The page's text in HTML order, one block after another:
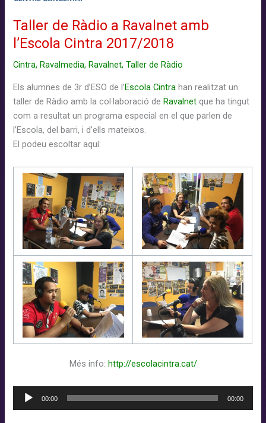
Taller de Ràdio a Ravalnet amb
l’Escola Cintra 2017/2018
Cintra, Ravalmedia, Ravalnet,Taller de Ràdio
Els alumnes de 3r d’ESO de l’Escola Cintra han realitzat un
taller de Ràdio amb la col·laboració deRavalnetque ha tingut
com a resultat un programa especial en el que parlen de
l’Escola, del barri, i d’ells mateixos.
El podeu escoltar aquí:
Més info: http://escolacintra.cat/
Reproductor
00:00 00:00